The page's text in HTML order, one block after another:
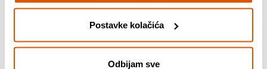
Postavke kolačića
Odbijam sve
registrirati u roku najkasnije 30 dana od
kupnje.